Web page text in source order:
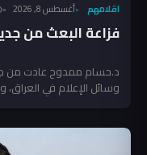
اقلامهم أغسطس 8, 2026
فزاعة البعث من
د.حسام ممدوح عادت من
وسائل الإعلام في العراق،